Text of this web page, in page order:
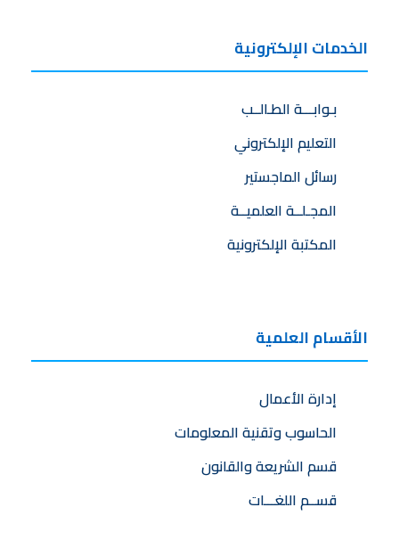
الخدمات الإلكترونية
بـوابـــة الطـالــب
التعليم الإلكتروني
رسائل الماجستير
المجـلــة العلميــة
المكتبة الإلكترونية
الأقسام العلمية
إدارة الأعمال
الحاسوب وتقنية المعلومات
قسم الشريعة والقانون
قســم اللغـــات